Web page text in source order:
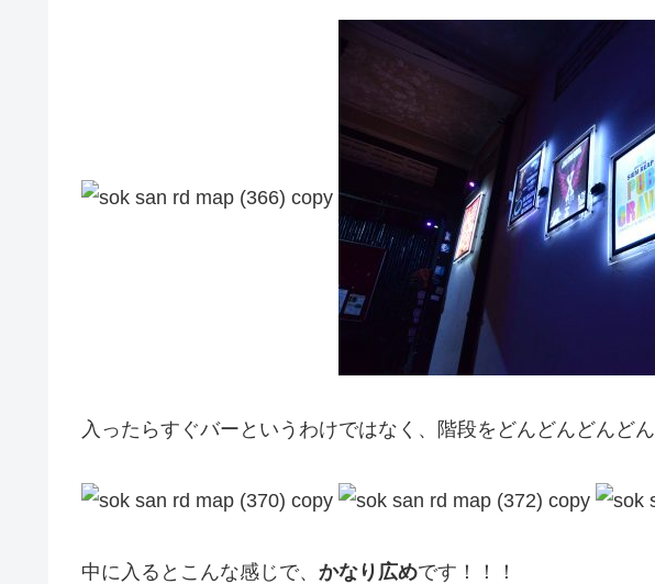
入ったらすぐバーというわけではなく、階段をどんどんどんど
中に入るとこんな感じで、 かなり広めです！！！